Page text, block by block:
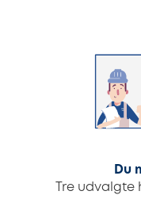
Du
Tre